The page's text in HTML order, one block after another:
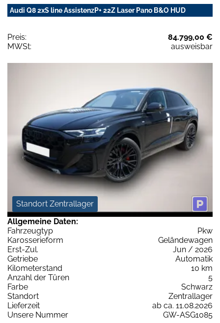
Audi Q8 2xS line AssistenzP+ 22Z Laser Pano B&O HUD
Preis:
84.799,00 €
MWSt:
ausweisbar
Standort Zentrallager
Allgemeine Daten:
Fahrzeugtyp
Pkw
Karosserieform
Geländewagen
Erst-Zul.
Jun / 2026
Getriebe
Automatik
Kilometerstand
10 km
Anzahl der Türen
5
Farbe
Schwarz
Standort
Zentrallager
Lieferzeit
ab ca. 11.08.2026
Unsere Nummer
GW-ASG1085